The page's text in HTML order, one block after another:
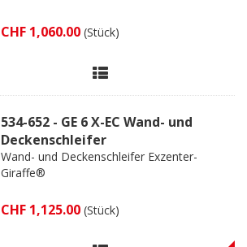
CHF 1,060.00 (Stück)
534-652 - GE 6 X-EC Wand- und
Deckenschleifer
Wand- und Deckenschleifer Exzenter-
Giraffe®
CHF 1,125.00 (Stück)